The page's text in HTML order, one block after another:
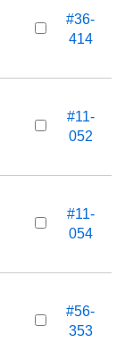
#36-
414
#11-
052
#11-
054
#56-
353